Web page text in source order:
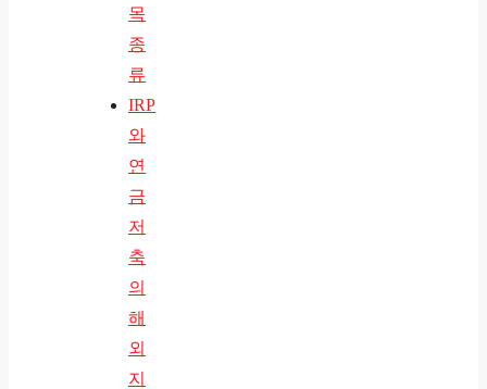
목
종
류
IRP
와
연
금
저
축
의
해
외
지